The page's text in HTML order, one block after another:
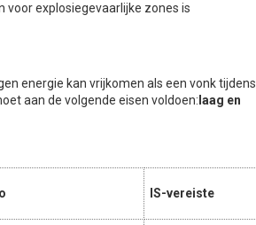
explosiegevaarlijke zones is
energie kan vrijkomen als een vonk tijdens
aan de volgende eisen voldoen: laag en
IS-vereiste